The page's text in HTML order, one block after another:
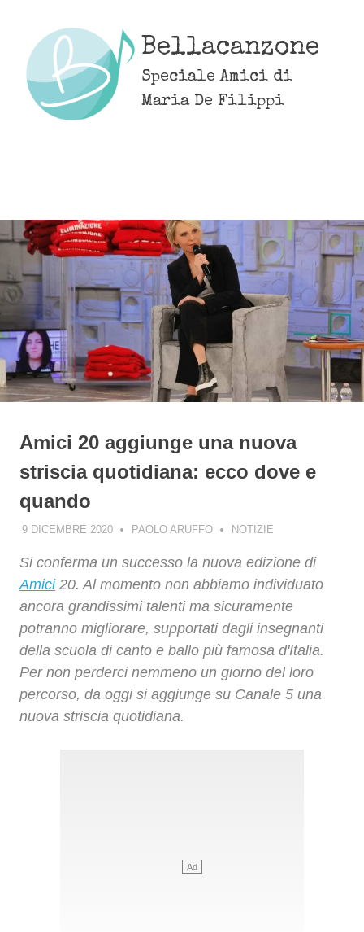
content
Bellacanzone
Speciale Amici di
Maria De Filippi
Amici 20 aggiunge una nuova
striscia quotidiana: ecco dove e
quando
9 DICEMBRE 2020 PAOLO ARUFFO NOTIZIE
Si conferma un successo la nuova edizione di
Amici20. Al momento non abbiamo individuato
ancora grandissimi talenti ma sicuramente
potranno migliorare, supportati dagli insegnanti
della scuola di canto e ballo più famosa d'Italia.
Per non perderci nemmeno un giorno del loro
percorso, da oggi si aggiunge su Canale 5 una
nuova striscia quotidiana.